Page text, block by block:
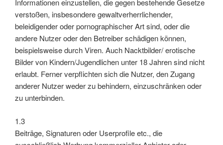
Informationen einzustellen, die gegen bestehende Gesetze
verstoßen, insbesondere gewaltverherrlichender,
beleidigender oder pornographischer Art sind, oder die
andere Nutzer oder den Betreiber schädigen können,
beispielsweise durch Viren. Auch Nacktbilder/ erotische
Bilder von Kindern/Jugendlichen unter 18 Jahren sind nicht
erlaubt. Ferner verpflichten sich die Nutzer, den Zugang
anderer Nutzer weder zu behindern, einzuschränken oder
zu unterbinden.
1.3
Beiträge, Signaturen oder Userprofile etc., die